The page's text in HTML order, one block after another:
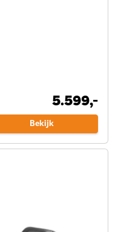
5.599,-
Bekijk